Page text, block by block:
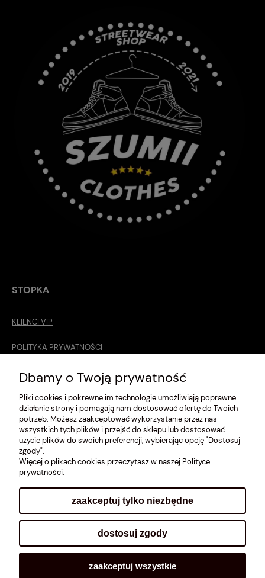
STOPKA
KLIENCI VIP
POLITYKA PRYWATNOŚCI
O MNIE
ROZMIARÓWKA [cm]
REGULAMIN
METODY PŁATNOŚCI
Sklep internetowy Shoplo.pl, powered byShoper.
Dbamy o Twoją prywatność
Pliki cookies i pokrewne im technologie umożliwiają poprawne
działanie strony i pomagają nam dostosować ofertę do Twoich
potrzeb. Możesz zaakceptować wykorzystanie przez nas
wszystkich tych plików i przejść do sklepu lub dostosować
użycie plików do swoich preferencji, wybierając opcję "Dostosuj
zgody".
Więcej o plikach cookies przeczytasz w naszej Polityce
prywatności.
zaakceptuj tylko niezbędne
dostosuj zgody
zaakceptuj wszystkie